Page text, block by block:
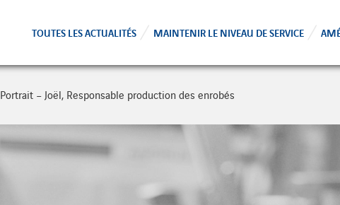
TOUTES LES ACTUALITÉS MAINTENIR LE NIVEAU DE SERVICE
Portrait – Joël, Responsable production des enrobés